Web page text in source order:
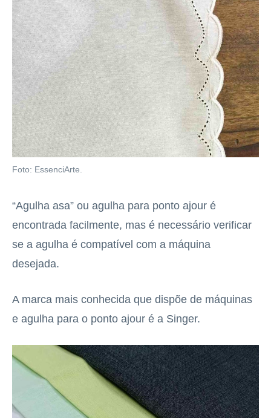
Foto: EssenciArte.
“Agulha asa” ou agulha para ponto ajour é
encontrada facilmente, mas é necessário verificar
se a agulha é compatível com a máquina
desejada.
A marca mais conhecida que dispõe de máquinas
e agulha para o ponto ajour é a Singer.